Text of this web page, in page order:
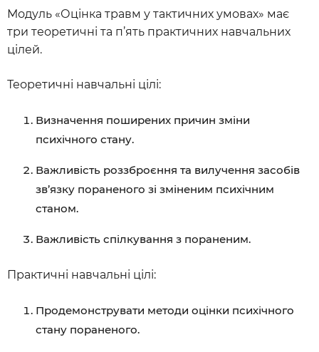
Модуль «Оцінка травм у тактичних умовах» має
три теоретичні та п’ять практичних навчальних
цілей.
Теоретичні навчальні цілі:
Визначення поширених причин зміни
психічного стану.
Важливість роззброєння та вилучення засобів
зв’язку пораненого зі зміненим психічним
станом.
Важливість спілкування з пораненим.
Практичні навчальні цілі:
Продемонструвати методи оцінки психічного
стану пораненого.